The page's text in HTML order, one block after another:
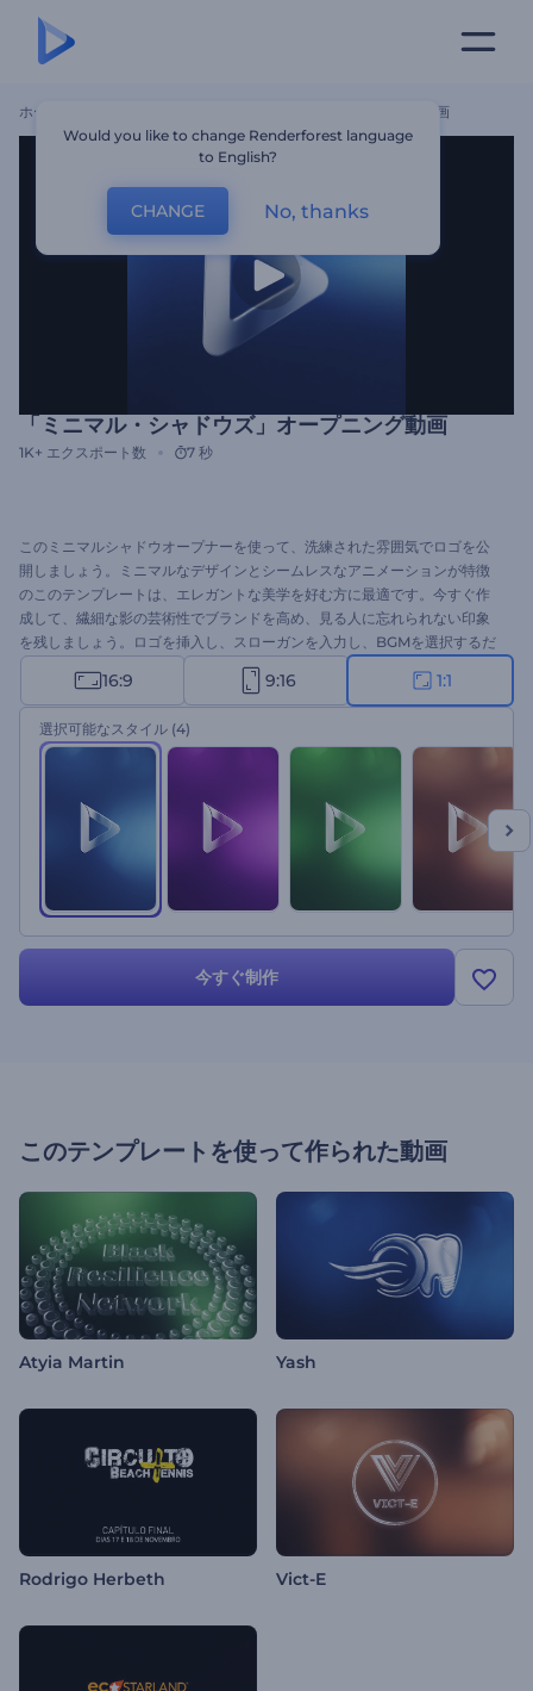
ホーム 「ミニマル・シャドウズ」オープニング動画
「ミニマル・シャドウズ」オープニング動画
1K+ エクスポート数 7 秒
このミニマルシャドウオープナーを使って、洗練された雰囲気でロゴを公
開しましょう。ミニマルなデザインとシームレスなアニメーションが特徴
のこのテンプレートは、エレガントな美学を好む方に最適です。今すぐ作
成して、繊細な影の芸術性でブランドを高め、見る人に忘れられない印象
を残しましょう。ロゴを挿入し、スローガンを入力し、BGMを選択するだ
ロゴアニメーション
を作成できます。企業プロモー
ション、製品紹介、プレゼンテーションのオープナー、チャンネルのイン
トロやアウトロなど、様々なプロジェクトに最適です。今すぐお試しくだ
さい！
16:9 9:16 1:1
選択可能なスタイル (4)
今すぐ制作
このテンプレートを使って作られた動画
Atyia Martin Yash
Rodrigo Herbeth Vict-E
Would you like to change Renderforest language
to English?
CHANGE No, thanks